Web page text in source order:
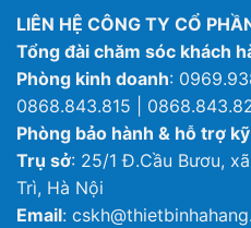
LIÊN HỆ CÔNG TY CỔ
Tổng đài chăm sóc khách
Phòng kinh doanh:
0868.843.815 |
Phòng bảo hành & hỗ trợ
Trụ sở: 25/1 Đ.Cầu Bươu,
Trì, Hà Nội
Email: